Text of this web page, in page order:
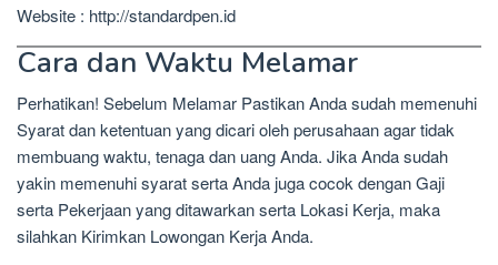
Website : http://standardpen.id
Cara dan Waktu Melamar
Perhatikan! Sebelum Melamar Pastikan Anda sudah memenuhi
Syarat dan ketentuan yang dicari oleh perusahaan agar tidak
membuang waktu, tenaga dan uang Anda. Jika Anda sudah
yakin memenuhi syarat serta Anda juga cocok dengan Gaji
serta Pekerjaan yang ditawarkan serta Lokasi Kerja, maka
silahkan Kirimkan Lowongan Kerja Anda.